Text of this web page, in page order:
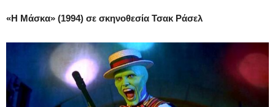
«Η Μάσκα» (1994) σε σκηνοθεσία Τσακ Ράσελ